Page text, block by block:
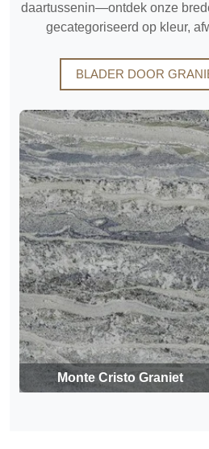
daartussenin—ontdek onze
gecategoriseerd op kleur,
BLADER DOOR
Monte Cristo Graniet